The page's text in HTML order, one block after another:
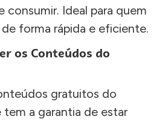
consumir. Ideal para quem
forma rápida e eficiente.
os Conteúdos do
gratuitos do
tem a garantia de estar